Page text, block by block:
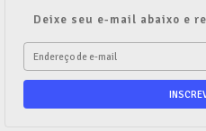
Deixe seu e-mail abaixo e